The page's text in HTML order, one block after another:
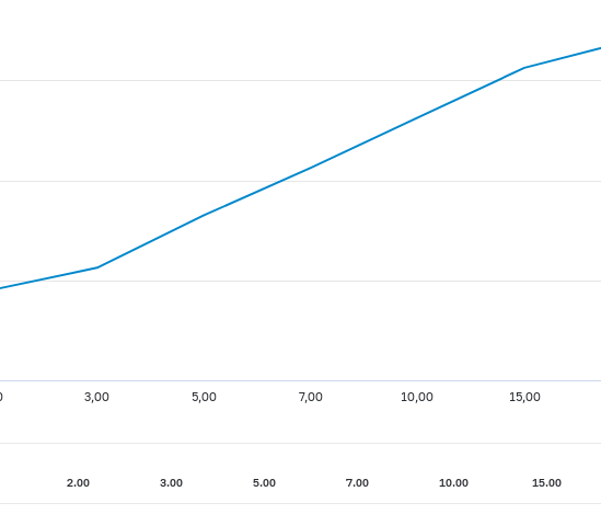
3,00 5,00 7,00 10,00 15,00
2.00 3.00 5.00 7.00 10.00 15.00